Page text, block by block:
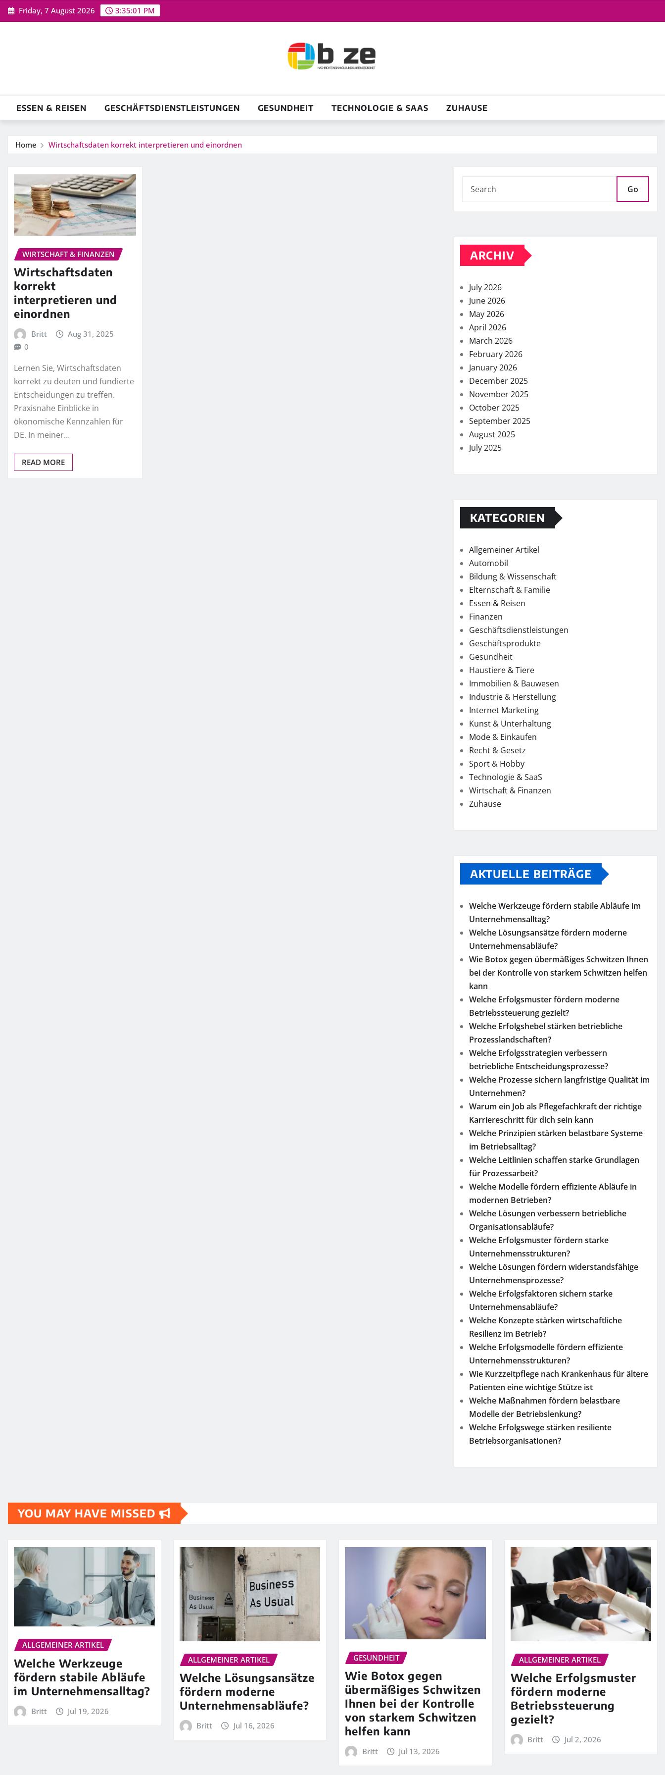
Skip
to
Friday, 7 August 2026 3:35:02 PM
ESSEN & REISEN GESCHÄFTSDIENSTLEISTUNGEN GESUNDHEIT TECHNOLOGIE & SAAS ZUHAUSE
Home Wirtschaftsdaten korrekt interpretieren und einordnen
WIRTSCHAFT & FINANZEN
Wirtschaftsdaten
korrekt
interpretieren und
einordnen
Britt
Aug 31, 2025
0
Lernen Sie, Wirtschaftsdaten
korrekt zu deuten und fundierte
Entscheidungen zu treffen.
Praxisnahe Einblicke in
ökonomische Kennzahlen für
DE. In meiner…
READ MORE
Go
ARCHIV
July 2026
June 2026
May 2026
April 2026
March 2026
February 2026
January 2026
December 2025
November 2025
October 2025
September 2025
August 2025
July 2025
KATEGORIEN
Allgemeiner Artikel
Automobil
Bildung & Wissenschaft
Elternschaft & Familie
Essen & Reisen
Finanzen
Geschäftsdienstleistungen
Geschäftsprodukte
Gesundheit
Haustiere & Tiere
Immobilien & Bauwesen
Industrie & Herstellung
Internet Marketing
Kunst & Unterhaltung
Mode & Einkaufen
Recht & Gesetz
Sport & Hobby
Technologie & SaaS
Wirtschaft & Finanzen
Zuhause
AKTUELLE BEITRÄGE
Welche Werkzeuge fördern stabile Abläufe im
Unternehmensalltag?
Welche Lösungsansätze fördern moderne
Unternehmensabläufe?
Wie Botox gegen übermäßiges Schwitzen Ihnen
bei der Kontrolle von starkem Schwitzen helfen
kann
Welche Erfolgsmuster fördern moderne
Betriebssteuerung gezielt?
Welche Erfolgshebel stärken betriebliche
Prozesslandschaften?
Welche Erfolgsstrategien verbessern
betriebliche Entscheidungsprozesse?
Welche Prozesse sichern langfristige Qualität im
Unternehmen?
Warum ein Job als Pflegefachkraft der richtige
Karriereschritt für dich sein kann
Welche Prinzipien stärken belastbare Systeme
im Betriebsalltag?
Welche Leitlinien schaffen starke Grundlagen
für Prozessarbeit?
Welche Modelle fördern effiziente Abläufe in
modernen Betrieben?
Welche Lösungen verbessern betriebliche
Organisationsabläufe?
Welche Erfolgsmuster fördern starke
Unternehmensstrukturen?
Welche Lösungen fördern widerstandsfähige
Unternehmensprozesse?
Welche Erfolgsfaktoren sichern starke
Unternehmensabläufe?
Welche Konzepte stärken wirtschaftliche
Resilienz im Betrieb?
Welche Erfolgsmodelle fördern effiziente
Unternehmensstrukturen?
Wie Kurzzeitpflege nach Krankenhaus für ältere
Patienten eine wichtige Stütze ist
Welche Maßnahmen fördern belastbare
Modelle der Betriebslenkung?
Welche Erfolgswege stärken resiliente
Betriebsorganisationen?
YOU MAY HAVE MISSED
ALLGEMEINER ARTIKEL
Welche Werkzeuge
fördern stabile Abläufe
im Unternehmensalltag?
Britt Jul 19, 2026
ALLGEMEINER ARTIKEL
Welche Lösungsansätze
fördern moderne
Unternehmensabläufe?
Britt Jul 16, 2026
GESUNDHEIT
Wie Botox gegen
übermäßiges Schwitzen
Ihnen bei der Kontrolle
von starkem Schwitzen
helfen kann
Britt Jul 13, 2026
ALLGEMEINER ARTIKEL
Welche Erfolgsmuster
fördern moderne
Betriebssteuerung
gezielt?
Britt Jul 2, 2026